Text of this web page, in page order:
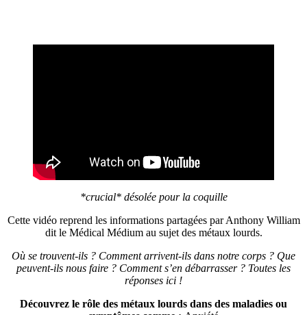
*crucial* désolée pour la coquille
Cette vidéo reprend les informations partagées par Anthony William
dit le Médical Médium au sujet des métaux lourds.
Où se trouvent-ils ? Comment arrivent-ils dans notre corps ? Que
peuvent-ils nous faire ? Comment s’en débarrasser ? Toutes les
réponses ici !
Découvrez le rôle des métaux lourds dans des maladies ou